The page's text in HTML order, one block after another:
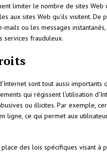
limiter le nombre de sites Web
aux sites Web qu’ils visitent. De
ou les messages
services frauduleux.
sont tout aussi
qui régissent l’utilisation
ou illicites. Par exemple,
ligne, ce qui permet aux
place des lois spécifiques visant